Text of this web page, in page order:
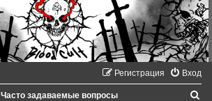
Вход
Регистрация
Часто задаваемые вопросы